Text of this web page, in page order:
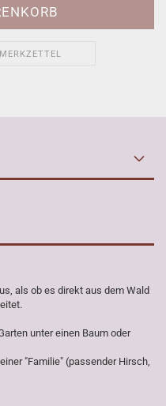
als ob es direkt aus dem Wald
unter einen Baum oder
"Familie" (passender Hirsch,